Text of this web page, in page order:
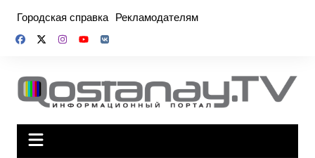
содержимому
Городская справка Рекламодателям